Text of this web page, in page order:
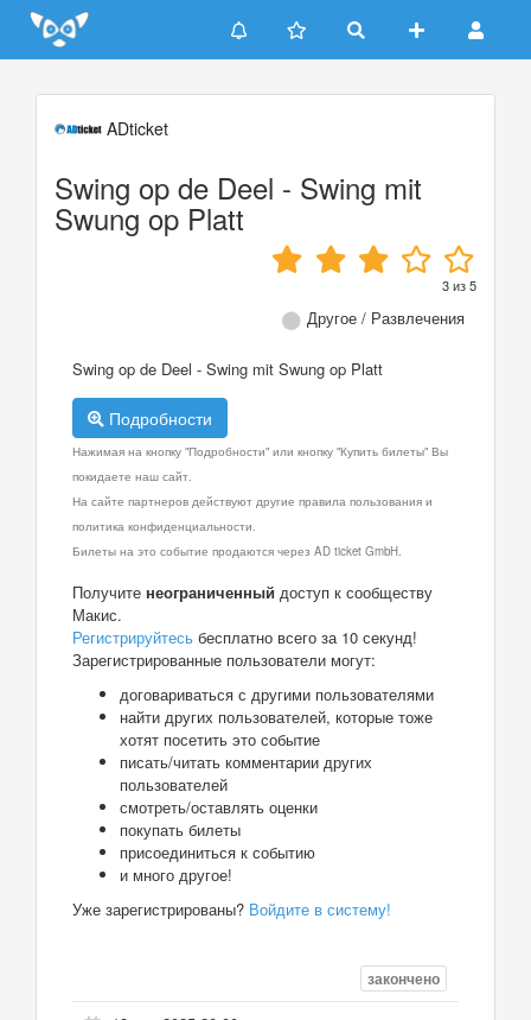
Update cookies preferences
ADticket
Swing op de Deel - Swing mit
Swung op Platt
3из5
Другое / Развлечения
Swing op de Deel - Swing mit Swung op Platt
Подробности
Нажимая на кнопку "Подробности" или кнопку "Купить билеты" Вы
покидаете наш сайт.
На сайте партнеров действуют другие правила пользования и
политика конфиденциальности.
Билеты на это событие продаются через AD ticket GmbH.
Получите неограниченный доступ к сообществу
Макис.
Регистрируйтесь бесплатно всего за 10 секунд!
Зарегистрированные пользователи могут:
договариваться с другими пользователями
найти других пользователей, которые тоже
хотят посетить это событие
писать/читать комментарии других
пользователей
смотреть/оставлять оценки
покупать билеты
присоединиться к событию
и много другое!
Уже зарегистрированы? Войдите в систему!
закончено